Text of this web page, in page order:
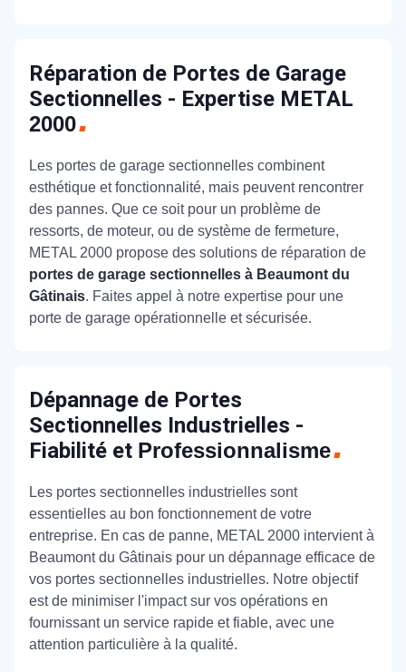
Réparation de Portes de Garage
Sectionnelles - Expertise METAL
2000
Les portes de garage sectionnelles combinent
esthétique et fonctionnalité, mais peuvent rencontrer
des pannes. Que ce soit pour un problème de
ressorts, de moteur, ou de système de fermeture,
METAL 2000 propose des solutions de réparation de
portes de garage sectionnelles à Beaumont du
Gâtinais. Faites appel à notre expertise pour une
porte de garage opérationnelle et sécurisée.
Dépannage de Portes
Sectionnelles Industrielles -
Fiabilité et Professionnalisme
Les portes sectionnelles industrielles sont
essentielles au bon fonctionnement de votre
entreprise. En cas de panne, METAL 2000 intervient à
Beaumont du Gâtinais pour un dépannage efficace de
vos portes sectionnelles industrielles. Notre objectif
est de minimiser l'impact sur vos opérations en
fournissant un service rapide et fiable, avec une
attention particulière à la qualité.